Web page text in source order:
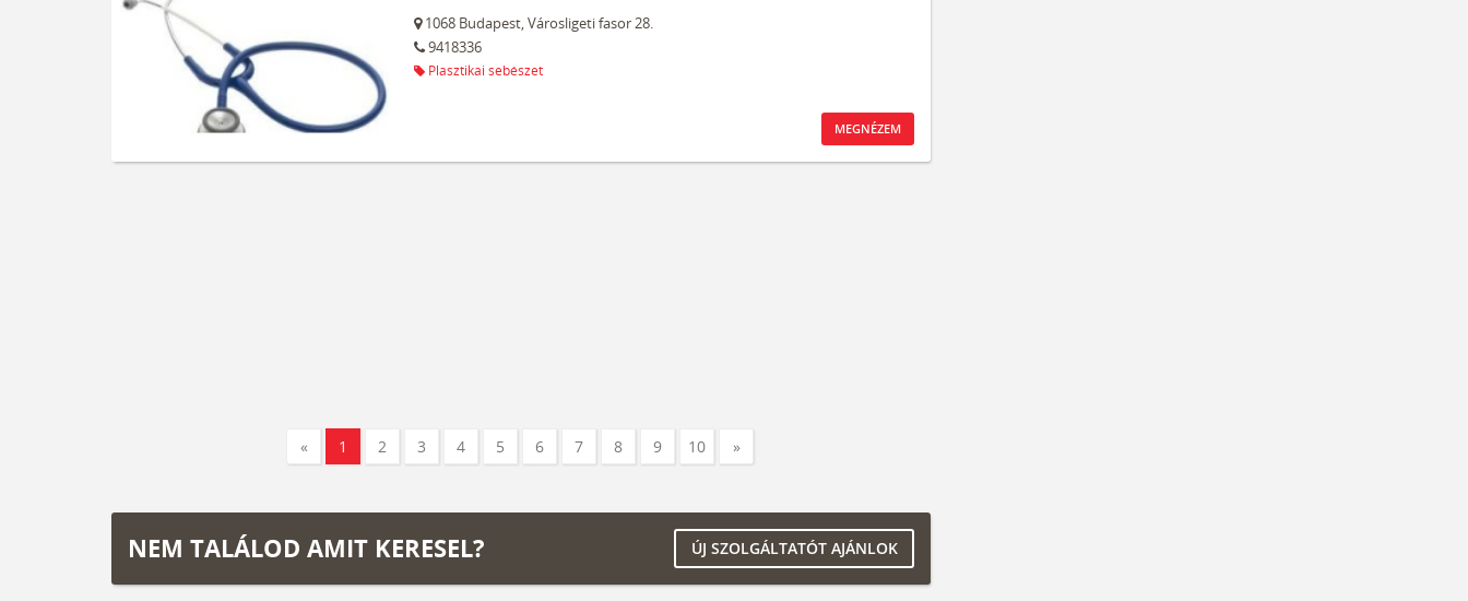
1068 Budapest,Városligeti fasor 28.
9418336
Plasztikai sebészet
MEGNÉZEM
« 1 2 3 4 5 6 7 8 9 10 »
NEM TALÁLOD AMIT KERESEL? ÚJ SZOLGÁLTATÓT AJÁNLOK